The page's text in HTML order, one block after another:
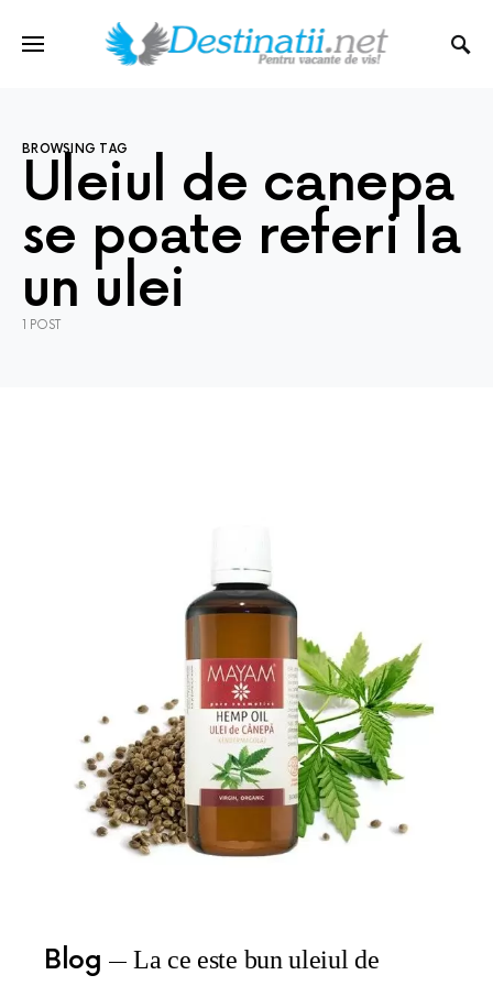
BROWSING TAG
Uleiul de canepa
se poate referi la
un ulei
1 POST
Blog La ce este bun uleiul de